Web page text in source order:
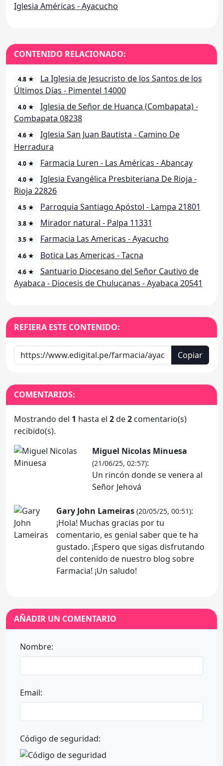
Iglesia Américas - Ayacucho
CONTENIDO RELACIONADO:
4.8 ★
La Iglesia de Jesucristo de los Santos de los
Últimos Días - Pimentel 14000
4.0 ★
Iglesia de Señor de Huanca (Combapata) -
Combapata 08238
4.6 ★
Iglesia San Juan Bautista - Camino De
Herradura
4.0 ★ Farmacia Luren - Las Américas - Abancay
4.0 ★
Iglesia Evangélica Presbiteriana De Rioja -
Rioja 22826
4.5 ★ Parroquia Santiago Apóstol - Lampa 21801
3.8 ★ Mirador natural - Palpa 11331
3.5 ★ Farmacia Las Americas - Ayacucho
4.6 ★ Botica Las Americas - Tacna
4.6 ★
Santuario Diocesano del Señor Cautivo de
Ayabaca - Diocesis de Chulucanas - Ayabaca 20541
REFIERA ESTE CONTENIDO:
Copiar
COMENTARIOS:
Mostrando del 1 hasta el 2de2 comentario(s)
recibido(s).
Miguel Nicolas Minuesa
(21/06/25, 02:57):
Un rincón donde se venera al
Señor Jehová
Gary John Lameiras (20/05/25, 00:51):
¡Hola! Muchas gracias por tu
comentario, es genial saber que te ha
gustado. ¡Espero que sigas disfrutando
del contenido de nuestro blog sobre
Farmacia! ¡Un saludo!
AÑADIR UN COMENTARIO
Nombre:
Email:
Código de seguridad: